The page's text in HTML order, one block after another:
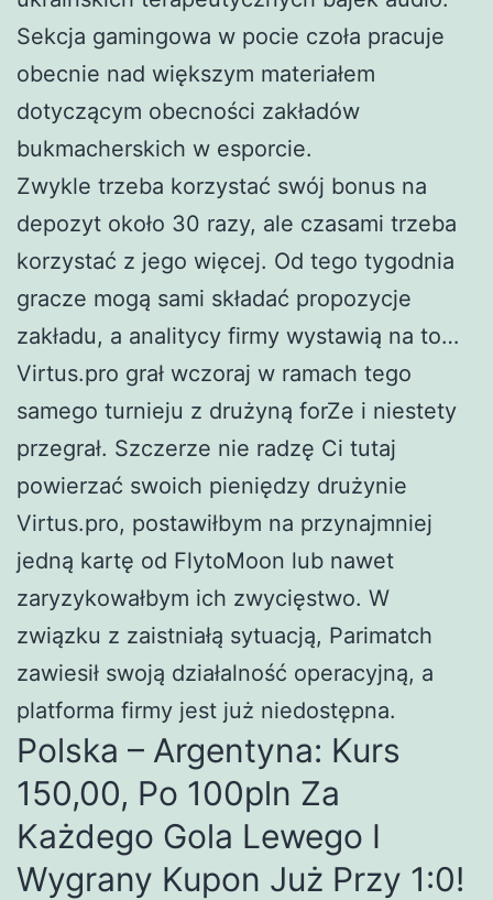
Sekcja gamingowa w pocie czoła pracuje
obecnie nad większym materiałem
dotyczącym obecności zakładów
bukmacherskich w esporcie.
Zwykle trzeba korzystać swój bonus na
depozyt około 30 razy, ale czasami trzeba
korzystać z jego więcej. Od tego tygodnia
gracze mogą sami składać propozycje
zakładu, a analitycy firmy wystawią na to…
Virtus.pro grał wczoraj w ramach tego
samego turnieju z drużyną forZe i niestety
przegrał. Szczerze nie radzę Ci tutaj
powierzać swoich pieniędzy drużynie
Virtus.pro, postawiłbym na przynajmniej
jedną kartę od FlytoMoon lub nawet
zaryzykowałbym ich zwycięstwo. W
związku z zaistniałą sytuacją, Parimatch
zawiesił swoją działalność operacyjną, a
platforma firmy jest już niedostępna.
Polska – Argentyna: Kurs
150,00, Po 100pln Za
Każdego Gola Lewego I
Wygrany Kupon Już Przy 1:0!